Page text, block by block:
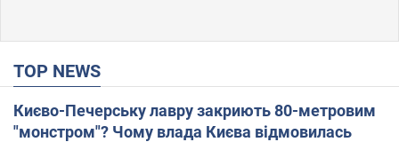
TOP NEWS
Києво-Печерську лавру закриють 80-метровим
"монстром"? Чому влада Києва відмовилась